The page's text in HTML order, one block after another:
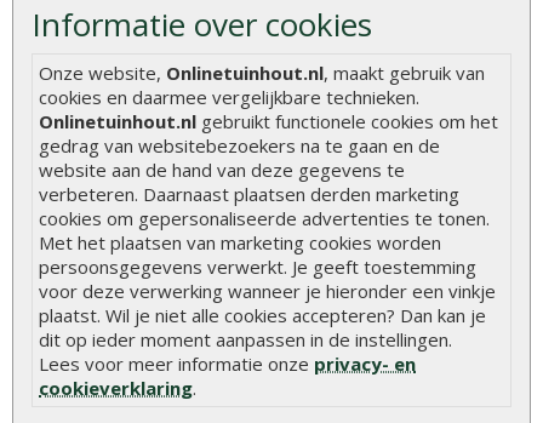
Informatie over cookies
Onze website, Onlinetuinhout.nl, maakt gebruik van
cookies en daarmee vergelijkbare technieken.
Onlinetuinhout.nl gebruikt functionele cookies om het
gedrag van websitebezoekers na te gaan en de
website aan de hand van deze gegevens te
verbeteren. Daarnaast plaatsen derden marketing
cookies om gepersonaliseerde advertenties te tonen.
Met het plaatsen van marketing cookies worden
persoonsgegevens verwerkt. Je geeft toestemming
voor deze verwerking wanneer je hieronder een vinkje
plaatst. Wil je niet alle cookies accepteren? Dan kan je
dit op ieder moment aanpassen in de instellingen.
Lees voor meer informatie onze privacy- en
cookieverklaring.
Hoe betonpaal plaatsen
De 9 beste tuinschermen van Onlinetuinhout.nl
Stijlvolle houtsoorten voor in de tuin
Duurzame tuin
Welke palen voor een schapenhek
Alle populaire categorieën
Tuinhout
Schutting
Vlonderplanken
Tuindeuren
Tuinschermen